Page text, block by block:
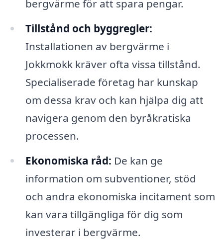
bergvärme för att spara pengar.
Tillstånd och byggregler:
Installationen av bergvärme i
Jokkmokk kräver ofta vissa tillstånd.
Specialiserade företag har kunskap
om dessa krav och kan hjälpa dig att
navigera genom den byråkratiska
processen.
Ekonomiska råd: De kan ge
information om subventioner, stöd
och andra ekonomiska incitament som
kan vara tillgängliga för dig som
investerar i bergvärme.